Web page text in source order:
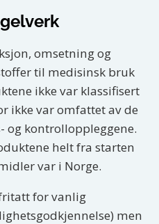
omsetning og
til medisinsk bruk
ikke var klassifisert
ikke var omfattet av de
og kontrolloppleggene.
helt fra starten
var i Norge.
for vanlig
men